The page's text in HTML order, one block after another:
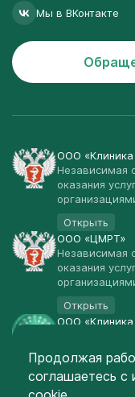
Мы в ВКонтакте
ООО
Независимая
оказания
Открыть
ООО «ЦМРТ»
Независимая
оказания
Открыть
ООО
Открыть
© Клиника ЦМД 2003-
Продолжая
соглашаетесь с